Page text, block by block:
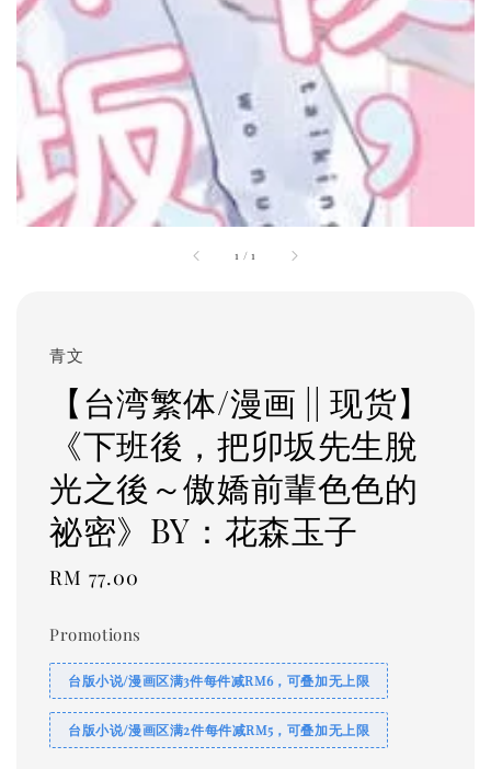
1 /1
青文
【台湾繁体/漫画 || 现货】
《下班後，把卯坂先生脫
光之後～傲嬌前輩色色的
祕密》BY：花森玉子
Regular
RM 77.00
Promotions
台版小说/漫画区满3件每件减RM6，可叠加无上限
台版小说/漫画区满2件每件减RM5，可叠加无上限